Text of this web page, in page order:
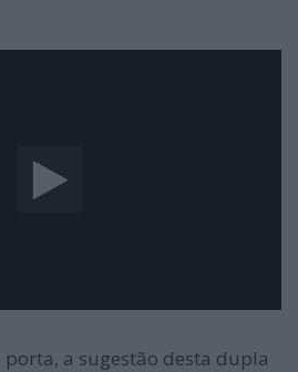
porta, a sugestão desta dupla